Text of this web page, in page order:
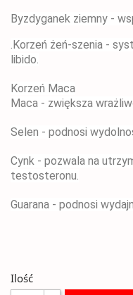
Byzdyganek ziemny -
.Korzeń żeń-szenia -
libido.
Korzeń Maca
Maca - zwiększa
Selen - podnosi
Cynk - pozwala na
testosteronu.
Guarana - podnosi
Ilość